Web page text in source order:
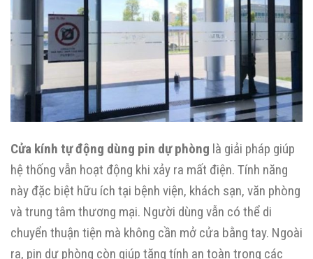
Cửa kính tự động dùng pin dự phòng là giải pháp giúp
hệ thống vẫn hoạt động khi xảy ra mất điện. Tính năng
này đặc biệt hữu ích tại bệnh viện, khách sạn, văn phòng
và trung tâm thương mại. Người dùng vẫn có thể di
chuyển thuận tiện mà không cần mở cửa bằng tay. Ngoài
ra, pin dự phòng còn giúp tăng tính an toàn trong các